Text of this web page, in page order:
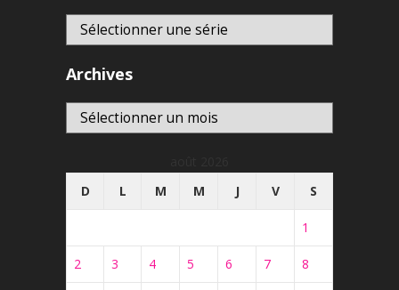
Archives
Archives
D
L M M J V S
1
2 3 4 5 6 7 8